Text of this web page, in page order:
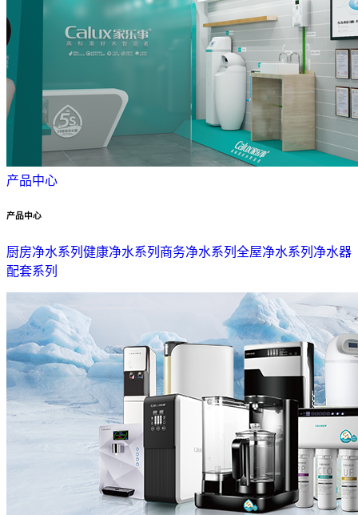
产品中心
产品中心
厨房净水系列 健康净水系列 商务净水系列 全屋净水系列 净水器
配套系列